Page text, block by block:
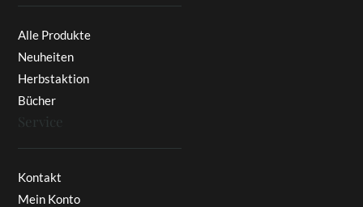
Alle Produkte
Neuheiten
Herbstaktion
Bücher
Service
Kontakt
Mein Konto